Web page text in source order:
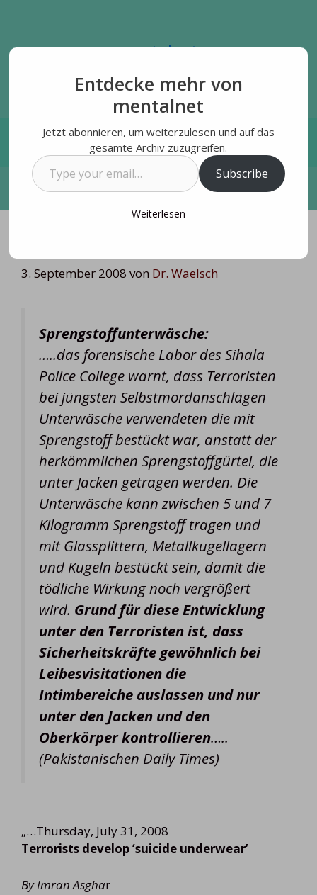
springen
mentalnet
Menü
3. September 2008 von Dr. Waelsch
Sprengstoffunterwäsche:
…..das forensische Labor des Sihala
Police College warnt, dass Terroristen
bei jüngsten Selbstmordanschlägen
Unterwäsche verwendeten die mit
Sprengstoff bestückt war, anstatt der
herkömmlichen Sprengstoffgürtel, die
unter Jacken getragen werden. Die
Unterwäsche kann zwischen 5 und 7
Kilogramm Sprengstoff tragen und
mit Glassplittern, Metallkugellagern
und Kugeln bestückt sein, damit die
tödliche Wirkung noch vergrößert
wird. Grund für diese Entwicklung
unter den Terroristen ist, dass
Sicherheitskräfte gewöhnlich bei
Leibesvisitationen die
Intimbereiche auslassen und nur
unter den Jacken und den
Oberkörper kontrollieren…..
(Pakistanischen Daily Times)
„…Thursday, July 31, 2008
Terrorists develop ‘suicide underwear’
By Imran Asghar
Entdecke mehr von
mentalnet
Jetzt abonnieren, um weiterzulesen und auf das
gesamte Archiv zuzugreifen.
Type
your
Subscribe
Weiterlesen